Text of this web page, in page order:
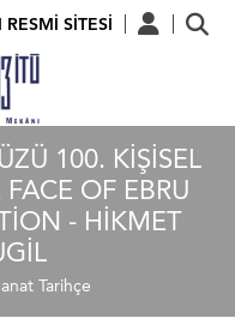
RESMİ SİTESİ
100. KIŞISEL
OF EBRU
- HIKMET
Tarihçe